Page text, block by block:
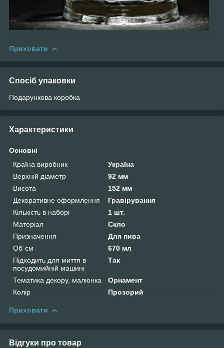
Приховати
Спосіб упаковки
Подарункова коробка
Характеристики
Основні
Країна виробник
Україна
Верхній діаметр
92 мм
Висота
152 мм
Декоративне оформлення
Гравірування
Кількість в наборі
1 шт.
Матеріал
Скло
Призначення
Для пива
Об`єм
670 мл
Підходить для миття в
посудомийній машині
Так
Тематика декору, малюнка
Орнамент
Колір
Прозорий
Приховати
Відгуки про товар